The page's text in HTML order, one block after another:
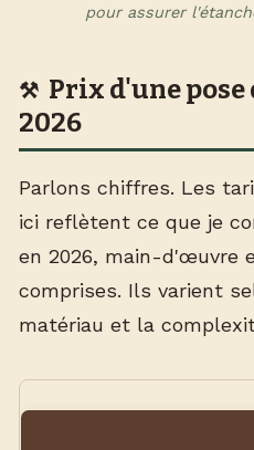
pour assurer
Prix d'une pose
2026
Parlons chiffres. Les
ici reflètent ce que je
en 2026, main-d'œuvre
comprises. Ils varient
matériau et la